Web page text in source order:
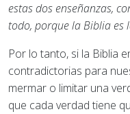
estas dos enseñanzas,
todo, porque la Biblia es
Por lo tanto, si la Biblia
contradictorias para
mermar o limitar una
que cada verdad tiene